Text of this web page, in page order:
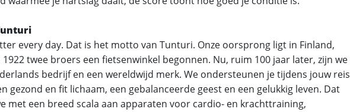
every day. Dat is het motto van Tunturi. Onze oorsprong ligt in Finland,
1922 twee broers een fietsenwinkel begonnen. Nu, ruim 100 jaar later, zijn we
bedrijf en een wereldwijd merk. We ondersteunen je tijdens jouw reis
gezond en fit lichaam, een gebalanceerde geest en een gelukkig leven. Dat
met een breed scala aan apparaten voor cardio- en krachttraining,